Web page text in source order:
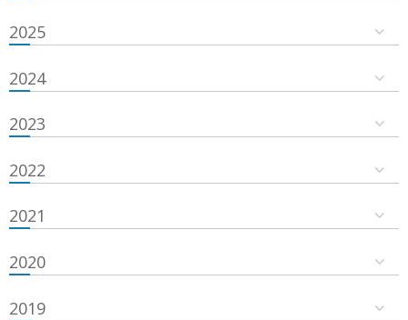
2025
2024
2023
2022
2021
2020
2019